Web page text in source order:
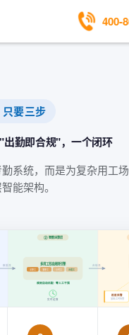
400-
要三步
勤即合规"，一个闭环
系统，而是为复杂用工
能架构。
② 智能运算层
多用工形态规则引擎
全职工 兼职工 小时工 派遣工
规则自动匹配 · 零人工干预
实时运算
合规流
超限预警
加班/工时告警